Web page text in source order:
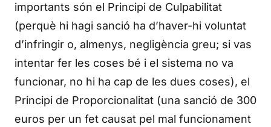
importants són el Principi de Culpabilitat
(perquè hi hagi sanció ha d’haver-hi voluntat
d’infringir o, almenys, negligència greu; si vas
intentar fer les coses bé i el sistema no va
funcionar, no hi ha cap de les dues coses), el
Principi de Proporcionalitat (una sanció de 300
euros per un fet causat pel mal funcionament